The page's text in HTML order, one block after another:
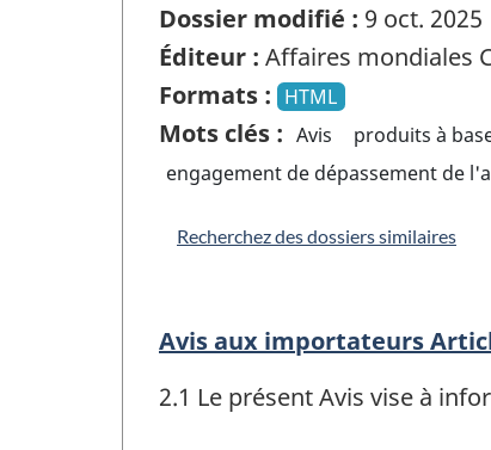
Dossier modifié : 9 oct. 2025
Éditeur : Affaires mondiales
Formats : HTML
Mots clés : Avis produits à
engagement de dépassement de
Recherchez des dossiers similaires
Avis aux importateurs
2.1 Le présent Avis vise à